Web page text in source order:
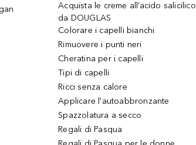
Acquista le creme all’acido salicilico
da DOUGLAS
Colorare i capelli bianchi
Rimuovere i punti neri
Cheratina per i capelli
Tipi di capelli
Ricci senza calore
Applicare l'autoabbronzante
Spazzolatura a secco
Regali di Pasqua